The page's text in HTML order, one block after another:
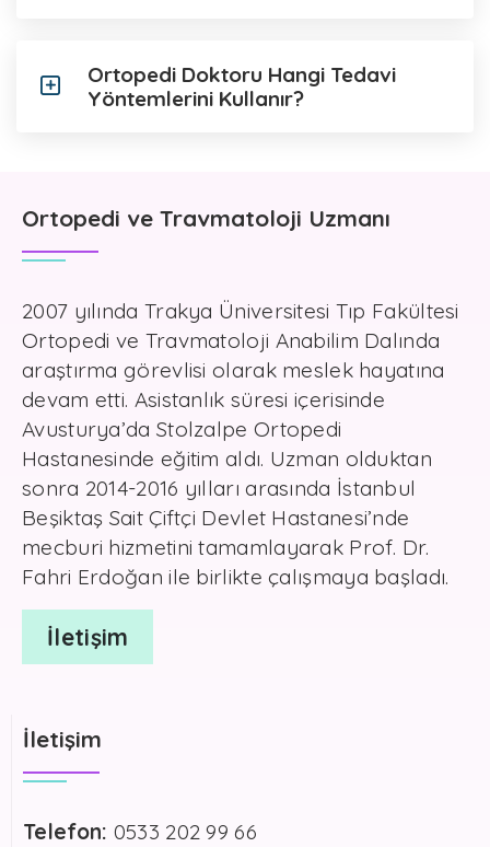
Ortopedi Doktoru Hangi Tedavi
Yöntemlerini Kullanır?
Ortopedi ve Travmatoloji Uzmanı
2007 yılında Trakya Üniversitesi Tıp Fakültesi
Ortopedi ve Travmatoloji Anabilim Dalında
araştırma görevlisi olarak meslek hayatına
devam etti. Asistanlık süresi içerisinde
Avusturya’da Stolzalpe Ortopedi
Hastanesinde eğitim aldı. Uzman olduktan
sonra 2014-2016 yılları arasında İstanbul
Beşiktaş Sait Çiftçi Devlet Hastanesi’nde
mecburi hizmetini tamamlayarak Prof. Dr.
Fahri Erdoğan ile birlikte çalışmaya başladı.
İletişim
İletişim
Telefon: 0533 202 99 66